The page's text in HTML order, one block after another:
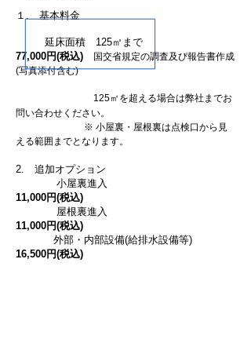
１. 基本料金
延床面積 125㎡まで
77,000円(税込)
国交省規定の調査及び報告書作成
(写真添付含む)
125㎡を超える場合は弊社までお
問い合わせください。
※ 小屋裏・屋根裏は点検口から見
える範囲までとなります。
2. 追加オプション
小屋裏進入
11,000円(税込)
屋根裏進入
11,000円(税込)
外部・内部設備(給排水設備等)
16,500円(税込)